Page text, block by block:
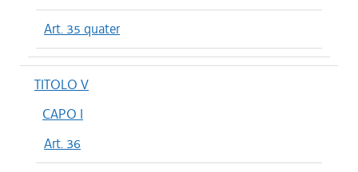
Art. 35 quater
TITOLO V
CAPO I
Art. 36